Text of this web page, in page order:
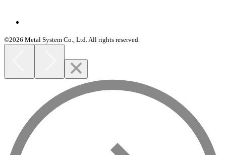
©2026 Metal System Co., Ltd. All rights reserved.